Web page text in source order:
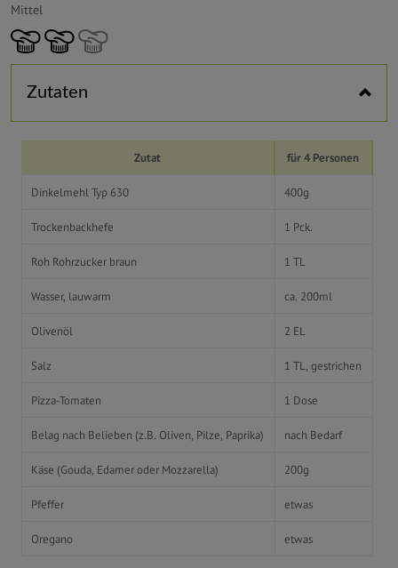
Mittel
Zutaten
Zutat für 4 Personen
Dinkelmehl Typ 630 400g
Trockenbackhefe 1 Pck.
Roh Rohrzucker braun 1 TL
Wasser, lauwarm ca. 200ml
Olivenöl 2 EL
Salz 1 TL, gestrichen
Pizza-Tomaten 1 Dose
Belag nach Belieben (z.B. Oliven, Pilze, Paprika) nach Bedarf
Käse (Gouda, Edamer oder Mozzarella) 200g
Pfeffer etwas
Oregano etwas